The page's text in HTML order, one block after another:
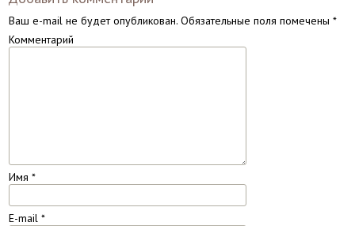
Ваш e-mail не будет опубликован.Обязательные поля помечены *
Комментарий
Имя *
E-mail *